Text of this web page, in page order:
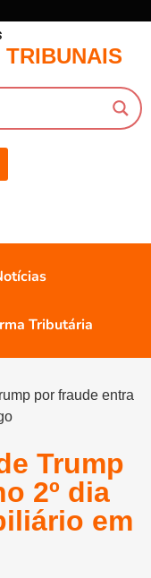
TRIBUNAIS
Tributária
por fraude entra
Trump
2º dia
em